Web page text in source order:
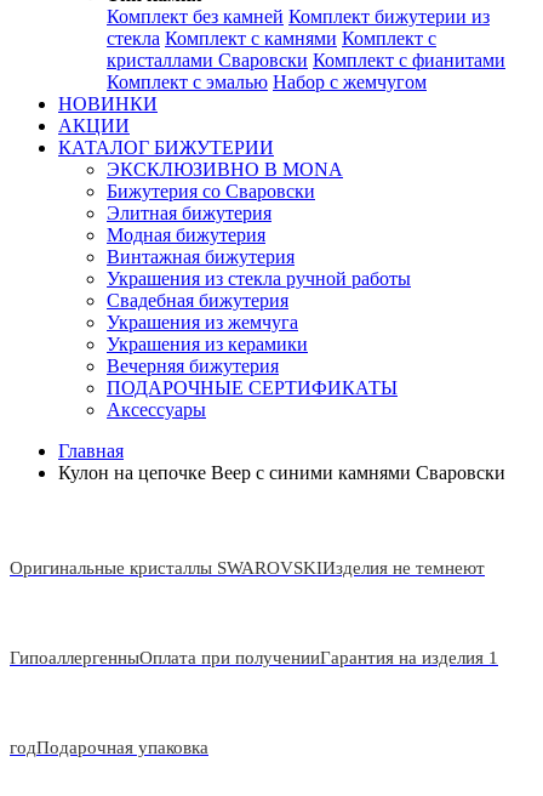
Комплект без камней Комплект бижутерии из
стекла Комплект с камнями Комплект с
кристаллами Сваровски Комплект с фианитами
Комплект с эмалью Набор с жемчугом
НОВИНКИ
АКЦИИ
КАТАЛОГ БИЖУТЕРИИ
ЭКСКЛЮЗИВНО В MONA
Бижутерия со Сваровски
Элитная бижутерия
Модная бижутерия
Винтажная бижутерия
Украшения из стекла ручной работы
Свадебная бижутерия
Украшения из жемчуга
Украшения из керамики
Вечерняя бижутерия
ПОДАРОЧНЫЕ СЕРТИФИКАТЫ
Аксессуары
Главная
Кулон на цепочке Веер с синими камнями Сваровски
Оригинальные кристаллы SWAROVSKIИзделия не темнеют
ГипоаллергенныОплата при полученииГарантия на изделия 1
годПодарочная упаковка